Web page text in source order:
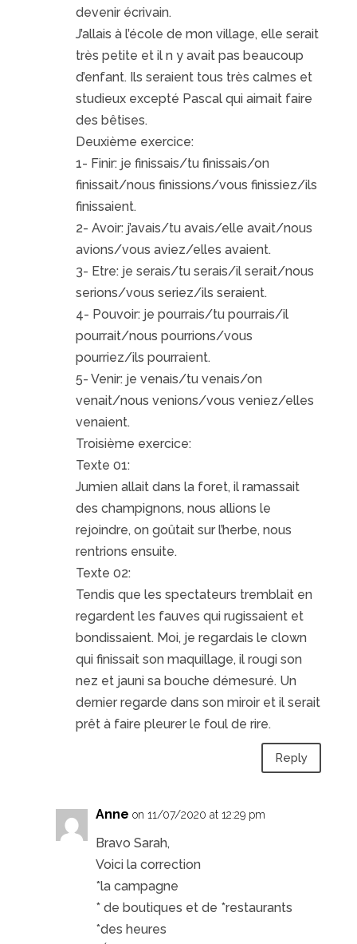
devenir écrivain.
J’allais à l’école de mon village, elle serait
très petite et il n y avait pas beaucoup
d’enfant. Ils seraient tous très calmes et
studieux excepté Pascal qui aimait faire
des bêtises.
Deuxième exercice:
1- Finir: je finissais/tu finissais/on
finissait/nous finissions/vous finissiez/ils
finissaient.
2- Avoir: j’avais/tu avais/elle avait/nous
avions/vous aviez/elles avaient.
3- Etre: je serais/tu serais/il serait/nous
serions/vous seriez/ils seraient.
4- Pouvoir: je pourrais/tu pourrais/il
pourrait/nous pourrions/vous
pourriez/ils pourraient.
5- Venir: je venais/tu venais/on
venait/nous venions/vous veniez/elles
venaient.
Troisième exercice:
Texte 01:
Jumien allait dans la foret, il ramassait
des champignons, nous allions le
rejoindre, on goûtait sur l’herbe, nous
rentrions ensuite.
Texte 02:
Tendis que les spectateurs tremblait en
regardent les fauves qui rugissaient et
bondissaient. Moi, je regardais le clown
qui finissait son maquillage, il rougi son
nez et jauni sa bouche démesuré. Un
dernier regarde dans son miroir et il serait
prêt à faire pleurer le foul de rire.
Reply
Anne on 11/07/2020 at 12:29 pm
Bravo Sarah,
Voici la correction
*la campagne
* de boutiques et de *restaurants
*des heures